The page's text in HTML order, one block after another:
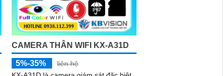
CAMERA THÂN WIFI KX-A31D
5%-35%
liên hệ